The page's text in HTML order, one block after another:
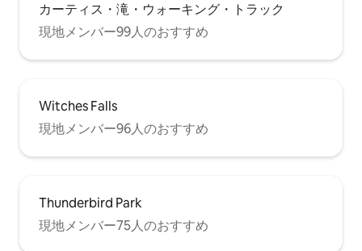
カーティス・滝・ウォーキング・トラック
現地メンバー99人のおすすめ
Witches Falls
現地メンバー96人のおすすめ
Thunderbird Park
現地メンバー75人のおすすめ